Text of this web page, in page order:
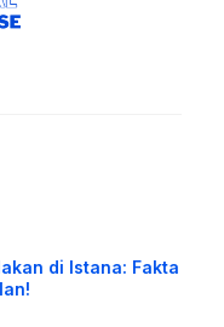
di Istana: Fakta